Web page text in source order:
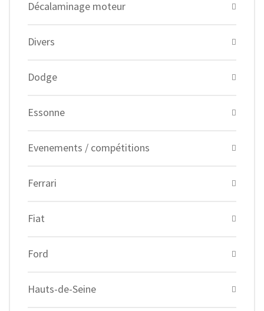
Décalaminage moteur
Divers
Dodge
Essonne
Evenements / compétitions
Ferrari
Fiat
Ford
Hauts-de-Seine